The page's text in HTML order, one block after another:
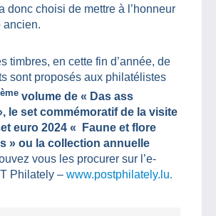
donc choisi de mettre à l’honneur
ancien.
timbres, en cette fin d’année, de
sont proposés aux philatélistes
ème volume de « Das ass
le set commémoratif de la visite
euro 2024 « Faune et flore
» ou la collection annuelle
vous les procurer sur l’e-
Philately – www.postphilately.lu.